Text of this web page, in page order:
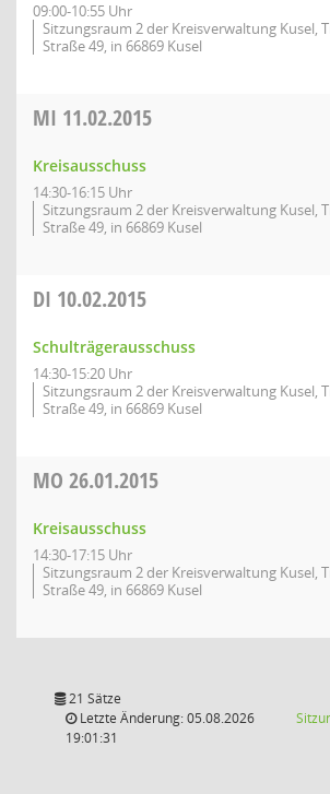
09:00-10:55 Uhr
Sitzungsraum 2 der Kreisverwaltung Kusel,
Straße 49, in 66869 Kusel
MI 11.02.2015
Kreisausschuss
14:30-16:15 Uhr
Sitzungsraum 2 der Kreisverwaltung Kusel,
Straße 49, in 66869 Kusel
DI 10.02.2015
Schulträgerausschuss
14:30-15:20 Uhr
Sitzungsraum 2 der Kreisverwaltung Kusel,
Straße 49, in 66869 Kusel
MO 26.01.2015
Kreisausschuss
14:30-17:15 Uhr
Sitzungsraum 2 der Kreisverwaltung Kusel,
Straße 49, in 66869 Kusel
21 Sätze
Letzte Änderung: 05.08.2026
19:01:31